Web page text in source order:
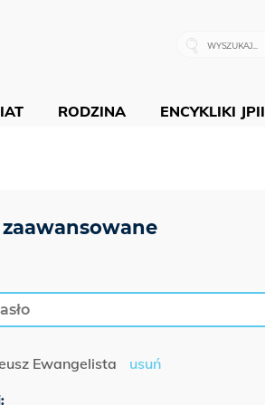
RODZINA ENCYKLIKI JPII
Ewangelista usuń